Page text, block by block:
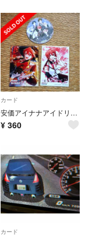
カード
安価アイナナアイドリッシュセブンEXPO特典フードコースターブロマイド陸セット
¥ 360
カード